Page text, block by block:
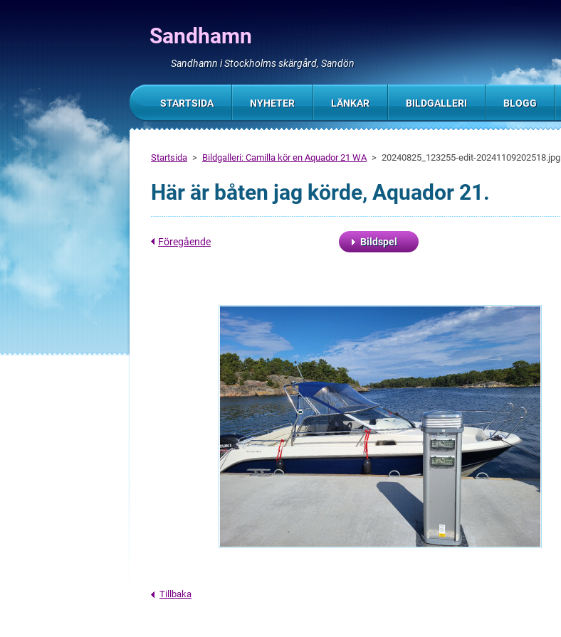
Sandhamn
Sandhamn i Stockholms skärgård, Sandön
Startsida > Bildgalleri: Camilla kör en Aquador 21 WA > 20240825_123255-edit-20241109202518.jpg
Här är båten jag körde, Aquador 21.
Föregående Bildspel
Tillbaka
STARTSIDA NYHETER LÄNKAR BILDGALLERI BLOGG